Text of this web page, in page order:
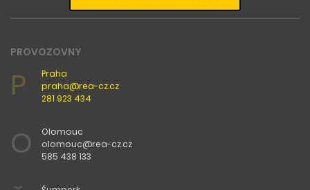
PROVOZOVNY
P
Praha
praha@rea-cz.cz
281 923 434
O
Olomouc
olomouc@rea-cz.cz
585 438 133